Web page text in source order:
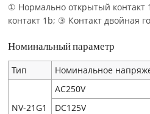
① Нормально открытый
контакт 1b; ③ Контакт двойная
Номинальный параметр
Тип Номинальное
NV-21G1
AC250V
DC125V